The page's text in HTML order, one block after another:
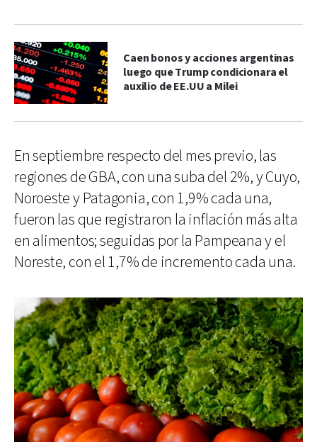
Caen bonos y acciones argentinas
luego que Trump condicionara el
auxilio de EE.UU a Milei
En septiembre respecto del mes previo, las
regiones de GBA, con una suba del 2%, y Cuyo,
Noroeste y Patagonia, con 1,9% cada una,
fueron las que registraron la inflación más alta
en alimentos; seguidas por la Pampeana y el
Noreste, con el 1,7% de incremento cada una.